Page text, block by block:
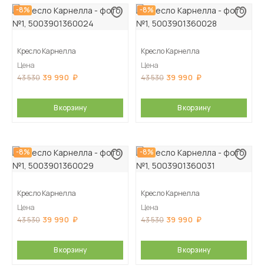
-8%
Кресло Карнелла
Цена
43 530 39 990
В корзину
-8%
Кресло Карнелла
Цена
43 530 39 990
В корзину
-8%
Кресло Карнелла
Цена
43 530 39 990
В корзину
-8%
Кресло Карнелла
Цена
43 530 39 990
В корзину